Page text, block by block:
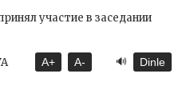
A+ A- 🔊 Dinle